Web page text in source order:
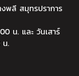
งพลี สมุทรปราการ
น. และ วันเสาร์
น.